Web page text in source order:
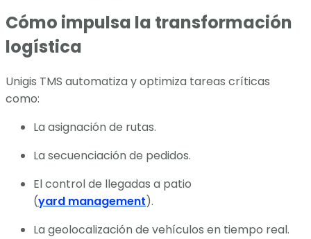
Cómo impulsa la transformación
logística
Unigis TMS automatiza y optimiza tareas críticas
como:
La asignación de rutas.
La secuenciación de pedidos.
El control de llegadas a patio
(yard management).
La geolocalización de vehículos en tiempo real.